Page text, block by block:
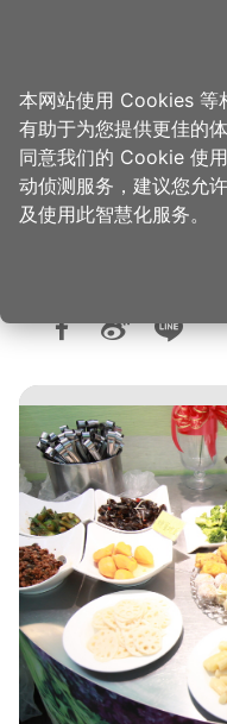
首页 > 想去的地方 > 美食、
绿野鲜踪
本网站使用 Cookies 等
有助于为您提供更佳的
同意我们的 Cookie 使
动侦测服务，建议您允
及使用此智慧化服务。